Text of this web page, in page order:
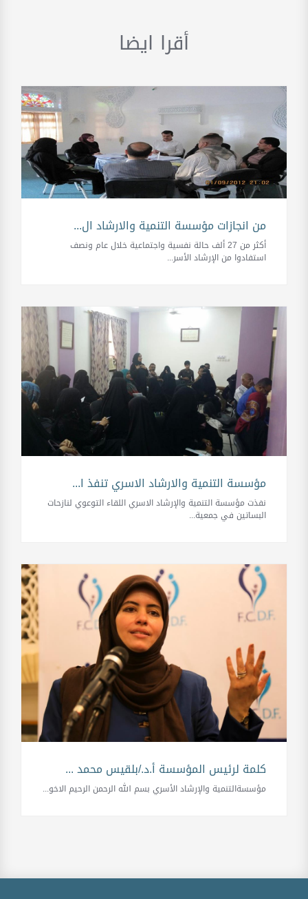
أقرا ايضا
من انجازات مؤسسة التنمية والارشاد ال...
أكثر من 27 ألف حالة نفسية واجتماعية خلال عام ونصف
استفادوا من الإرشاد الأسر...
مؤسسة التنمية والارشاد الاسري تنفذ ا...
نفذت مؤسسة التنمية والإرشاد الاسري اللقاء التوعوي لنازحات
البساتين في جمعية...
كلمة لرئيس المؤسسة أ.د./بلقيس محمد ...
مؤسسةالتنمية والإرشاد الأسري بسم الله الرحمن الرحيم الاخو...